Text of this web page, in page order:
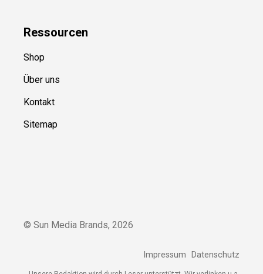
Ressourcen
Shop
Über uns
Kontakt
Sitemap
© Sun Media Brands, 2026
Impressum Datenschutz